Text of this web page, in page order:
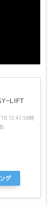
12:47:56時
)
グ